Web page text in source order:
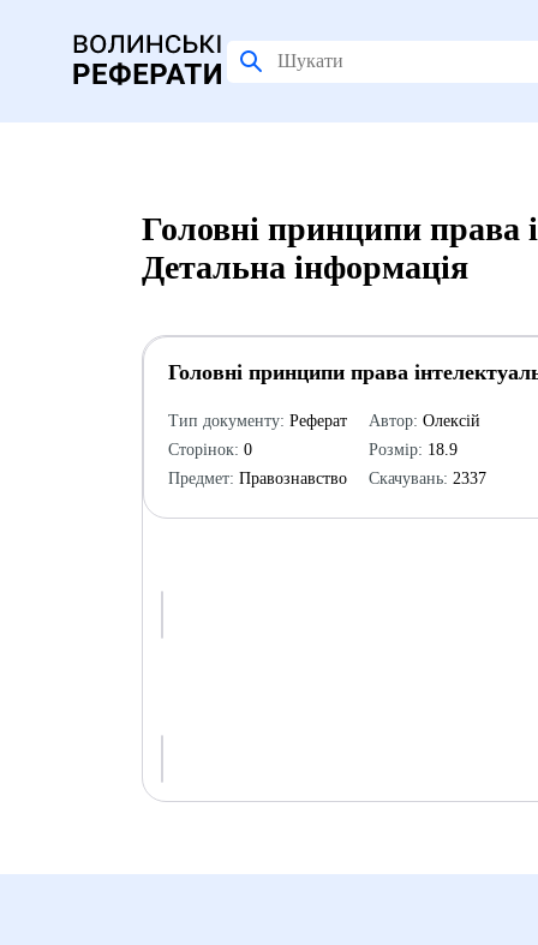
Головні принципи права
Детальна інформація
Головні принципи права
Тип документу: Реферат
Сторінок: 0
Предмет: Правознавство
Автор: Олексій
Розмір: 18.9
Скачувань: 2337